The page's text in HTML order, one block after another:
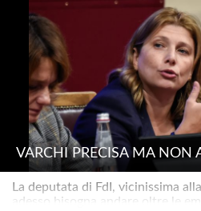
VARCHI PRECISA MA NON
La deputata di FdI, vicinissima
adesso bisogna andare oltre le